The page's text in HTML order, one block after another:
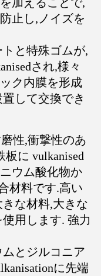
止し,ノイズを
と特殊ゴムが,
され,様々
ク内膜を形成
して交換でき
性,衝撃性のあ
に vulkanised
ウム酸化物か
材料です.高い
な材料,大きな
用します. 強力
とジルコニア
に先端